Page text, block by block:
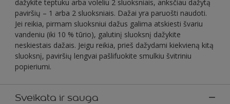
dažykite teptuku arba voleliu 2 sluoksniais, anksčiau dažytą
paviršių – 1 arba 2 sluoksniais. Dažai yra paruošti naudoti.
Jei reikia, pirmam sluoksniui dažus galima atskiesti švariu
vandeniu (iki 10 % tūrio), galutinį sluoksnį dažykite
neskiestais dažais. Jeigu reikia, prieš dažydami kiekvieną kitą
sluoksnį, paviršių lengvai pašlifuokite smulkiu švitriniu
popieriumi.
Sveikata ir sauga